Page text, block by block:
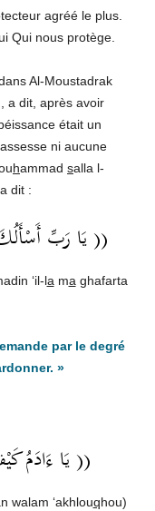
agréé le plus.
Qui nous protège.
Al-Moustadrak
a dit, après avoir
était un
ni aucune
hammad salla l-
dit :
(( يَا رَبِّ
‘il-la ma ghafarta
par le degré
»
(( يَا ءَادَمُ
walam ‘akhlouqhou)